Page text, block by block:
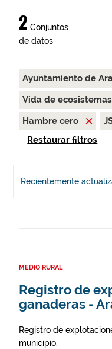
2 Conjuntos
de datos
Ayuntamiento de
Vida de
Hambre cero
Restaurar filtros
Recientemente
MEDIO RURAL
Registro de
ganaderas -
Registro de
municipio.